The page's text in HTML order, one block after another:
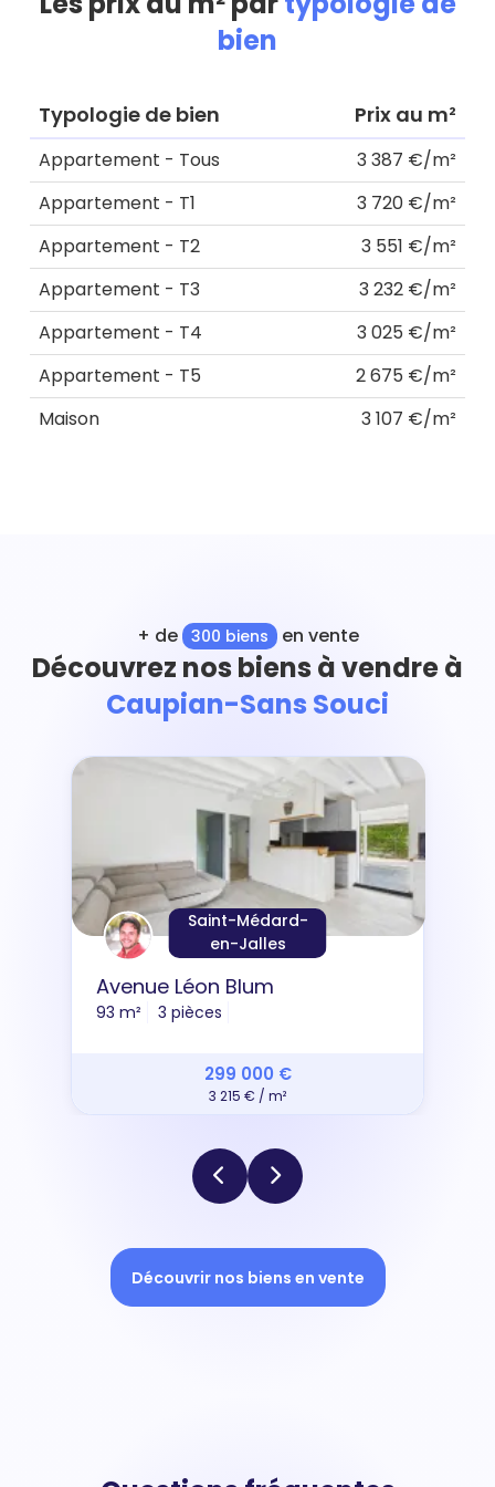
bien
Typologie de bien Prix au m²
Appartement - Tous
3 387 €/m²
Appartement - T1
3 720 €/m²
Appartement - T2
3 551 €/m²
Appartement - T3
3 232 €/m²
Appartement - T4
3 025 €/m²
Appartement - T5
2 675 €/m²
Maison
3 107 €/m²
+ de 300 biens en vente
Découvrez nos biens à vendre à
Caupian-Sans Souci
Saint-Médard-
en-Jalles
Avenue Léon Blum
93 m² 3 pièces
299 000 €
3 215 € / m²
Découvrir nos biens en vente